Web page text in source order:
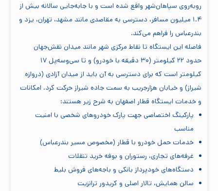
روبه‌روی سپاهان‌شهر واقع شده است و با جابه‌جایی سالانه بیش از
۱.۴ میلیون مسافر، دسترسی به مقاصدی مانند مشهد، تهران، یزد و
بندرعباس را فراهم می‌کند.
فاصله این ایستگاه تا نقاط مرکزی شهر مانند میدان نقش‌جهان
حدود ۲۲ کیلومتر (۳۰ دقیقه با خودرو) و تا سی‌وسه‌پل ۱۷
کیلومتر است که برای دسترسی به آن باید از میدان آزادی (دروازه
شیراز) و خیابان هزارجریب به سمت جاده شیراز حرکت کرد. امکانات
و خدمات ایستگاه قطار اصفهان به شرح زیر هستند:
پارکینگ اختصاصی جهت پارک خودروهای شخصی با امنیت
مناسب
خدمات حمل خودرو با قطار (مخصوص مسیر بندرعباس)
غرفه‌های تجاری، رستوران و بوفه خرید تنقلات
دستگاه‌های خودپرداز بانکی و باجه‌های فروش بلیط
سالن همایش، تالار اصلی و کریدور ترانزیت